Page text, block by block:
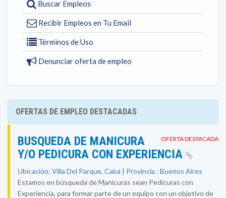
Buscar Empleos
Recibir Empleos en Tu Email
Términos de Uso
Denunciar oferta de empleo
OFERTAS DE EMPLEO DESTACADAS
OFERTA DESTACADA
BUSQUEDA DE MANICURA
Y/O PEDICURA CON EXPERIENCIA
Ubicación: Villa Del Parque, Caba | Provincia : Buenos Aires
Estamos en búsqueda de Manicuras sean Pedicuras con
Experiencia, para formar parte de un equipo con un objetivo de